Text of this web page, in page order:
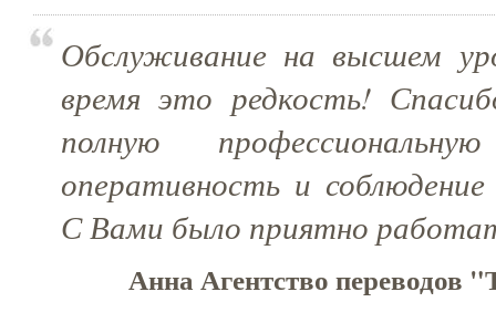
Обслуживание на высшем
время это редкость!
полную
оперативность и
С Вами было приятно
Анна Агентство переводов